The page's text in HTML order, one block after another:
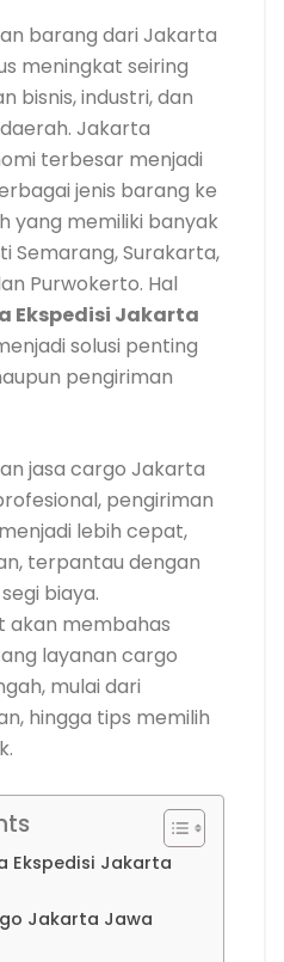
barang dari Jakarta
meningkat seiring
bisnis, industri, dan
Jakarta
terbesar menjadi
jenis barang ke
yang memiliki banyak
Semarang, Surakarta,
Purwokerto. Hal
Ekspedisi Jakarta
solusi penting
pengiriman
jasa cargo Jakarta
pengiriman
lebih cepat,
terpantau dengan
biaya.
akan membahas
layanan cargo
mulai dari
hingga tips memilih
Ekspedisi Jakarta
Jakarta Jawa